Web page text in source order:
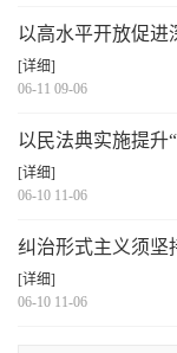
以高水平开放促进
[详细]
06-11 09-06
以民法典实施提升
[详细]
06-10 11-06
纠治形式主义须坚
[详细]
06-10 11-06